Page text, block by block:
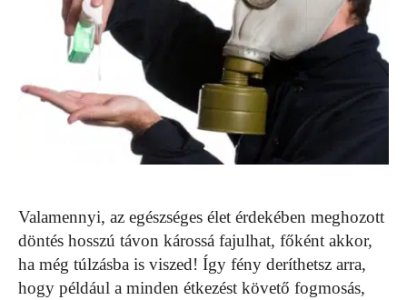
Valamennyi, az egészséges élet érdekében meghozott
döntés hosszú távon károssá fajulhat, főként akkor,
ha még túlzásba is viszed! Így fény deríthetsz arra,
hogy például a minden étkezést követő fogmosás,